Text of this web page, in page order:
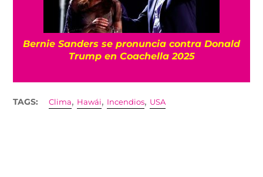
Bernie Sanders se pronuncia contra Donald
Trump en Coachella 2025
TAGS: Clima, Hawái, Incendios, USA